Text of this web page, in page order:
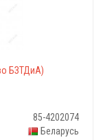
БЗТДиА)
85-4202074
Беларусь